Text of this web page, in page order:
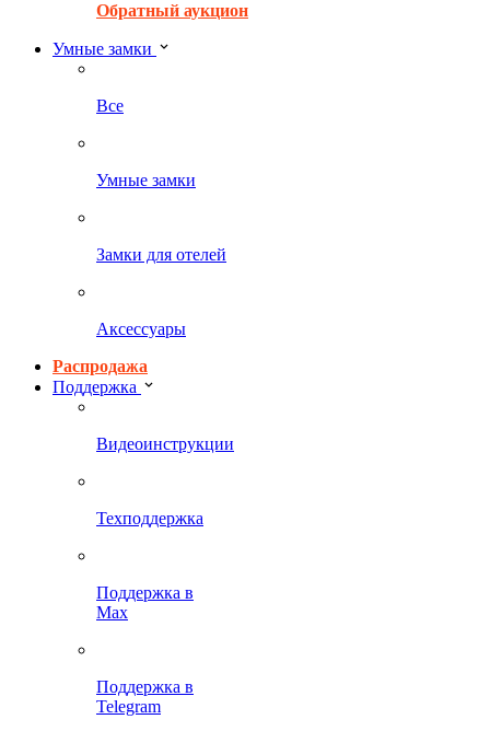
Обратный аукцион
Умные замки
Все
Умные замки
Замки для отелей
Аксессуары
Распродажа
Поддержка
Видеоинструкции
Техподдержка
Поддержка в
Max
Поддержка в
Telegram